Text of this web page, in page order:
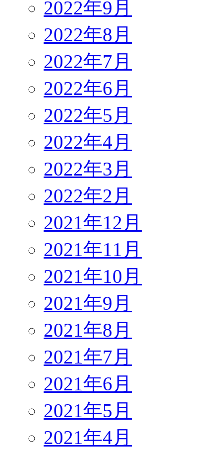
2022年9月
2022年8月
2022年7月
2022年6月
2022年5月
2022年4月
2022年3月
2022年2月
2021年12月
2021年11月
2021年10月
2021年9月
2021年8月
2021年7月
2021年6月
2021年5月
2021年4月